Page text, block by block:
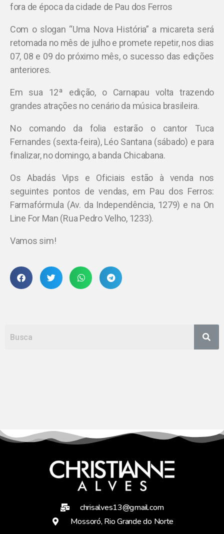
fora de época da cidade de Pau dos Ferros
Com o slogan “Uma Nova História” a micareta será
retomada no mês de julho e promete repetir, nos dias
07, 08 e 09 do próximo mês, o sucesso das edições
anteriores.
Em sua 12ª edição, o Carnapau volta trazendo
grandes atrações no cenário da música brasileira.
No comando da folia estarão o cantor Tuca
Fernandes (sexta-feira), Léo Santana (sábado) e para
finalizar, no domingo, a banda Chicabana.
Os Abadás Vips e Oficiais estão à venda nos
seguintes pontos de vendas, em Pau dos Ferros:
Farmafórmula (Av. da Independência, 1279) e na On
Line For Man (Rua Pedro Velho, 1233).
Vamos sim!
chrisalves13@gmail.com
Mossoró, Rio Grande do Norte